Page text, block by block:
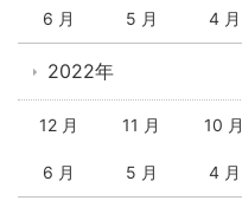
6 月 5 月 4 月
2022年
12 月 11 月 10 月
6 月 5 月 4 月